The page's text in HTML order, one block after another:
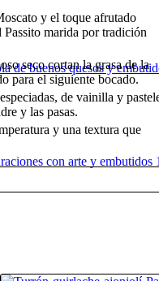
de buenos quesos y
con arte y embutidos
y el toque afrutado
marida por tradición
seco cortan la grasa de la
para el siguiente bocado.
de vainilla y
y las pasas.
y una textura que